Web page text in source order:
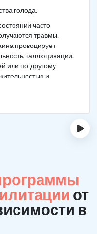
голода.
часто
травмы.
провоцирует
галлюцинации.
или по-другому
и
›
от
в